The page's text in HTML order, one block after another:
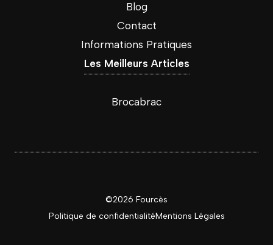
Blog
Contact
Informations Pratiques
Les Meilleurs Articles
Brocabrac
©2026 Fourcès
Politique de confidentialitéMentions Légales